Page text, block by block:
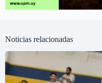
Noticias relacionadas